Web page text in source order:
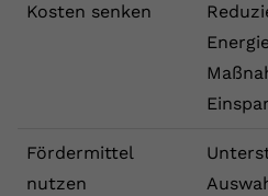
Kosten senken
Fördermittel
nutzen
Zweck
eingebettete